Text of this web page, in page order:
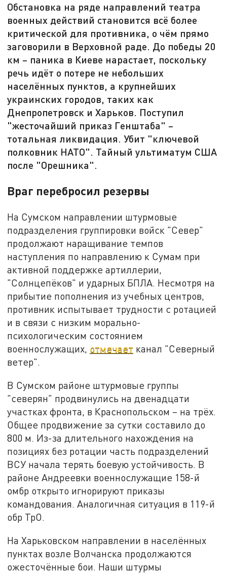
Обстановка на ряде направлений театра
военных действий становится всё более
критической для противника, о чём прямо
заговорили в Верховной раде. До победы 20
км – паника в Киеве нарастает, поскольку
речь идёт о потере не небольших
населённых пунктов, а крупнейших
украинских городов, таких как
Днепропетровск и Харьков. Поступил
"жесточайший приказ Генштаба" –
тотальная ликвидация. Убит "ключевой
полковник НАТО". Тайный ультиматум США
после "Орешника".
Враг перебросил резервы
На Сумском направлении штурмовые
подразделения группировки войск "Север"
продолжают наращивание темпов
наступления по направлению к Сумам при
активной поддержке артиллерии,
"Солнцепёков" и ударных БПЛА. Несмотря на
прибытие пополнения из учебных центров,
противник испытывает трудности с ротацией
и в связи с низким морально-
психологическим состоянием
военнослужащих, отмечает канал "Северный
ветер".
В Сумском районе штурмовые группы
"северян" продвинулись на двенадцати
участках фронта, в Краснопольском – на трёх.
Общее продвижение за сутки составило до
800 м. Из-за длительного нахождения на
позициях без ротации часть подразделений
ВСУ начала терять боевую устойчивость. В
районе Андреевки военнослужащие 158-й
омбр открыто игнорируют приказы
командования. Аналогичная ситуация в 119-й
обр ТрО.
На Харьковском направлении в населённых
пунктах возле Волчанска продолжаются
ожесточённые бои. Наши штурмы